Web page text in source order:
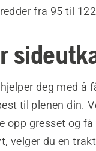
fra 95 til
deg med å
til plenen din.
opp gresset og
velger du en